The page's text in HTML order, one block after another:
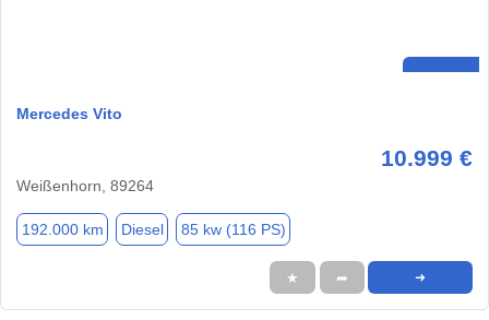
Mercedes Vito
10.999 €
Weißenhorn, 89264
192.000 km Diesel 85 kw (116 PS)
★ ➦ ➜